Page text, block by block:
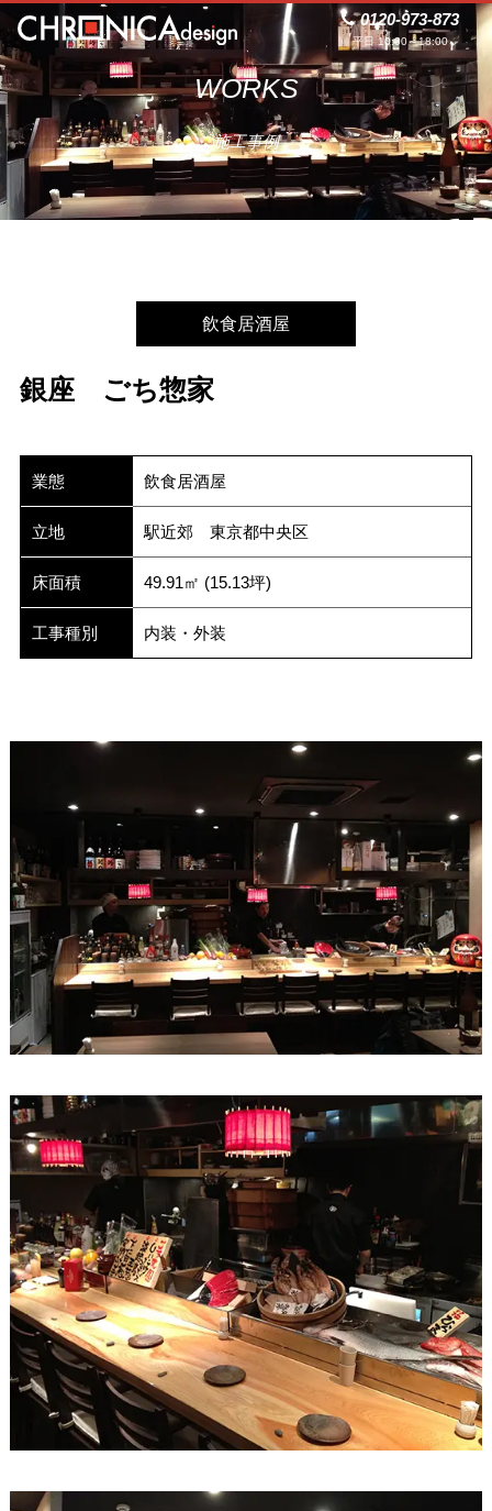
0120-973-873
平日 10:00～18:00
WORKS
施工事例
飲食居酒屋
銀座 ごち惣家
業態 飲食居酒屋
立地 駅近郊 東京都中央区
床面積 49.91㎡ (15.13坪)
工事種別 内装・外装